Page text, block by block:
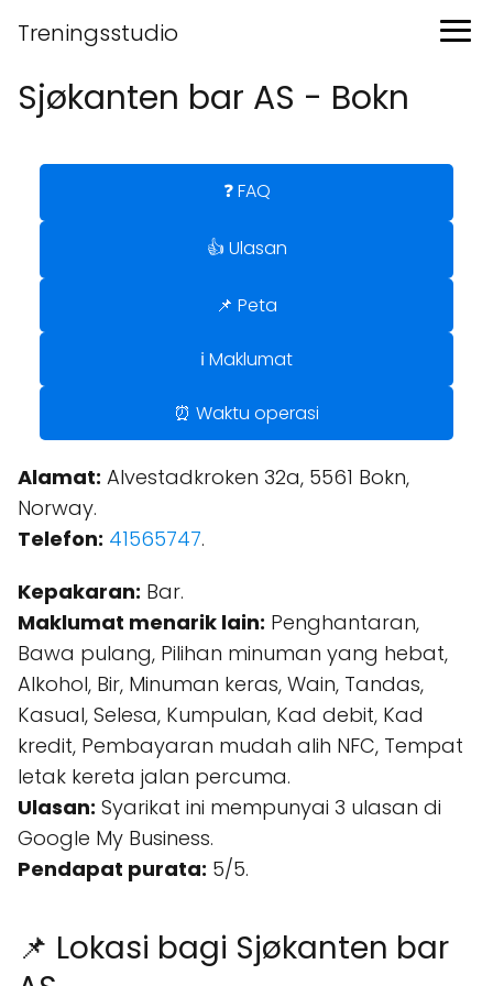
Treningsstudio
Sjøkanten bar AS - Bokn
❓ FAQ
👍 Ulasan
📌 Peta
ℹ️ Maklumat
⏰ Waktu operasi
Alamat: Alvestadkroken 32a, 5561 Bokn,
Norway.
Telefon: 41565747.
Kepakaran: Bar.
Maklumat menarik lain: Penghantaran,
Bawa pulang, Pilihan minuman yang hebat,
Alkohol, Bir, Minuman keras, Wain, Tandas,
Kasual, Selesa, Kumpulan, Kad debit, Kad
kredit, Pembayaran mudah alih NFC, Tempat
letak kereta jalan percuma.
Ulasan: Syarikat ini mempunyai 3 ulasan di
Google My Business.
Pendapat purata: 5/5.
📌 Lokasi bagi Sjøkanten bar